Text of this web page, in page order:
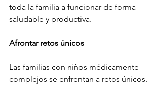
toda la familia a funcionar de forma
saludable y productiva.
Afrontar retos únicos
Las familias con niños médicamente
complejos se enfrentan a retos únicos.